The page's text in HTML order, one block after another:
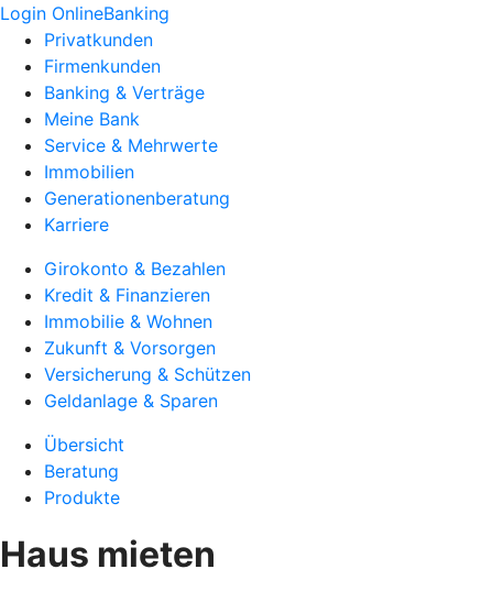
Login OnlineBanking
Privatkunden
Firmenkunden
Banking & Verträge
Meine Bank
Service & Mehrwerte
Immobilien
Generationenberatung
Karriere
Girokonto & Bezahlen
Kredit & Finanzieren
Immobilie & Wohnen
Zukunft & Vorsorgen
Versicherung & Schützen
Geldanlage & Sparen
Übersicht
Beratung
Produkte
Haus mieten